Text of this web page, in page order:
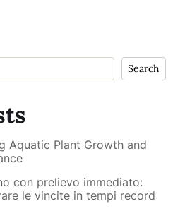
Search
Aquatic Plant Growth and
con prelievo immediato:
le vincite in tempi record